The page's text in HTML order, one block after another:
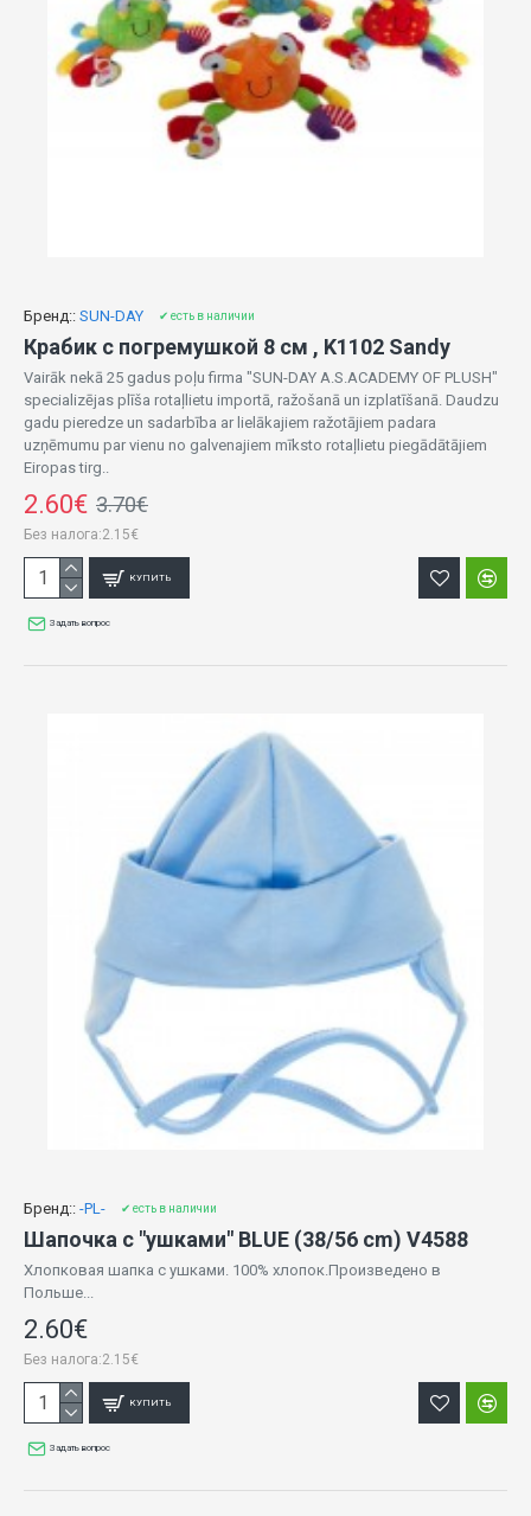
Бренд:: SUN-DAY ✔ есть в наличии
Крабик с погремушкой 8 см , K1102 Sandy
Vairāk nekā 25 gadus poļu firma "SUN-DAY A.S.ACADEMY OF PLUSH"
specializējas plīša rotaļlietu importā, ražošanā un izplatīšanā. Daudzu
gadu pieredze un sadarbība ar lielākajiem ražotājiem padara
uzņēmumu par vienu no galvenajiem mīksto rotaļlietu piegādātājiem
Eiropas tirg..
2.60€ 3.70€
Без налога:2.15€
КУПИТЬ
Задать вопрос
Бренд:: -PL- ✔ есть в наличии
Шапочка с "ушками" BLUE (38/56 cm) V4588
Хлопковая шапка с ушками. 100% хлопок.Произведено в
Польше...
2.60€
Без налога:2.15€
КУПИТЬ
Задать вопрос